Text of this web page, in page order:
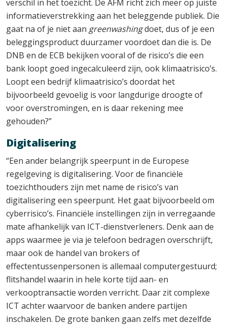
verschil in het toezicht. De AFM richt zich meer op juiste
informatieverstrekking aan het beleggende publiek. Die
gaat na of je niet aan greenwashingdoet, dus of je een
beleggingsproduct duurzamer voordoet dan die is. De
DNB en de ECB bekijken vooral of de risico’s die een
bank loopt goed ingecalculeerd zijn, ook klimaatrisico’s.
Loopt een bedrijf klimaatrisico’s doordat het
bijvoorbeeld gevoelig is voor langdurige droogte of
voor overstromingen, en is daar rekening mee
gehouden?”
Digitalisering
“Een ander belangrijk speerpunt in de Europese
regelgeving is digitalisering. Voor de financiële
toezichthouders zijn met name de risico’s van
digitalisering een speerpunt. Het gaat bijvoorbeeld om
cyberrisico’s. Financiële instellingen zijn in verregaande
mate afhankelijk van ICT-dienstverleners. Denk aan de
apps waarmee je via je telefoon bedragen overschrijft,
maar ook de handel van brokers of
effectentussenpersonen is allemaal computergestuurd;
flitshandel waarin in hele korte tijd aan- en
verkooptransactie worden verricht. Daar zit complexe
ICT achter waarvoor de banken andere partijen
inschakelen. De grote banken gaan zelfs met dezelfde